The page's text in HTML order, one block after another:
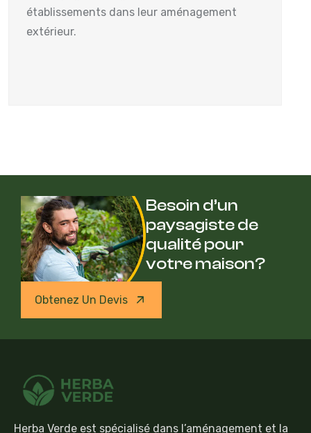
établissements dans leur aménagement
extérieur.
Besoin d’un
paysagiste de
qualité pour
votre maison?
Obtenez Un Devis
Herba Verde est spécialisé dans l’aménagement et la